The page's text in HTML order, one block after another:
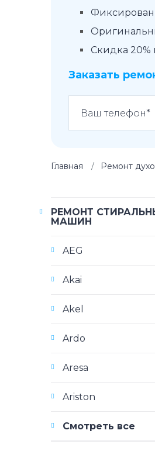
Скидка 20%
Заказать
Главная Ремонт
РЕМОНТ
МАШИН
AEG
Akai
Akel
Ardo
Aresa
Ariston
Смотреть все